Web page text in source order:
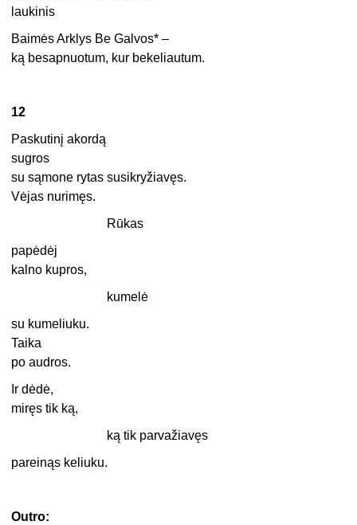
laukinis
Baimės Arklys Be Galvos* –
ką besapnuotum, kur bekeliautum.
12
Paskutinį akordą
sugros
su sąmone rytas susikryžiavęs.
Vėjas nurimęs.
Rūkas
papėdėj
kalno kupros,
kumelė
su kumeliuku.
Taika
po audros.
Ir dėdė,
miręs tik ką,
ką tik parvažiavęs
pareinąs keliuku.
Outro: